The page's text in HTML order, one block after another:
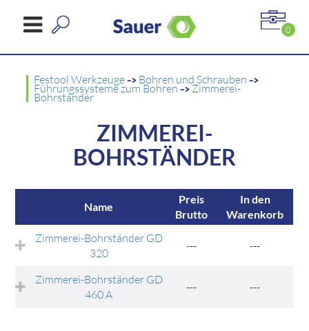
0
Festool Werkzeuge-> Bohren und Schrauben->
Führungssysteme zum Bohren-> Zimmerei-
Bohrständer
ZIMMEREI-
BOHRSTÄNDER
Name
Preis
Brutto
In den
Warenkorb
Zimmerei-Bohrständer GD
320
--- ---
Zimmerei-Bohrständer GD
460 A
--- ---